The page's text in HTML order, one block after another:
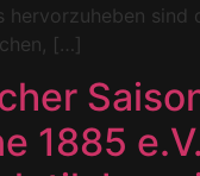
hervorzuheben sind
[…]
1885